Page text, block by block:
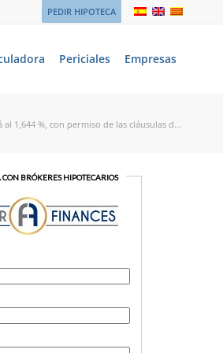
PEDIR HIPOTECA
Periciales Empresas
1,644 %, con permiso de las cláusulas d...